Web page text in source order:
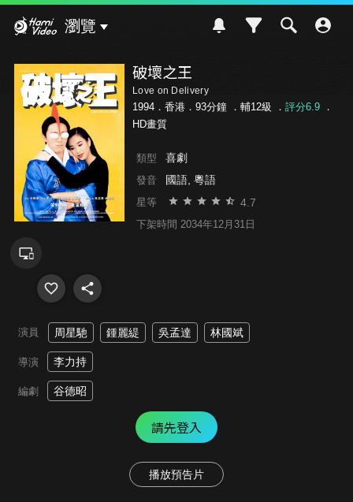
瀏覽
破壞之王
Love on Delivery
1994．香港．93分鐘 ． 輔12級 ． 評分6.9．
HD畫質
類型 喜劇
發音 國語, 粵語
星等 4.7
下架時間 2034年12月31日
演員 周星馳 鍾麗緹 吳孟達 林國斌
導演 李力持
編劇 谷德昭
請先登入
播放預告片